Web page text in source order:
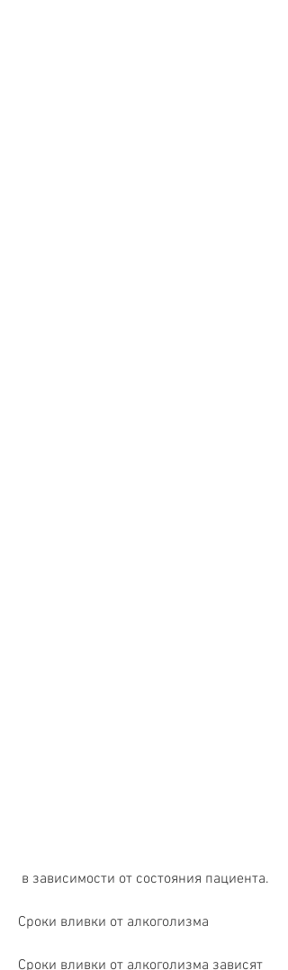
в зависимости от состояния пациента.
Сроки вливки от алкоголизма
Сроки вливки от алкоголизма зависят